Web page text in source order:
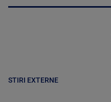
STIRI EXTERNE